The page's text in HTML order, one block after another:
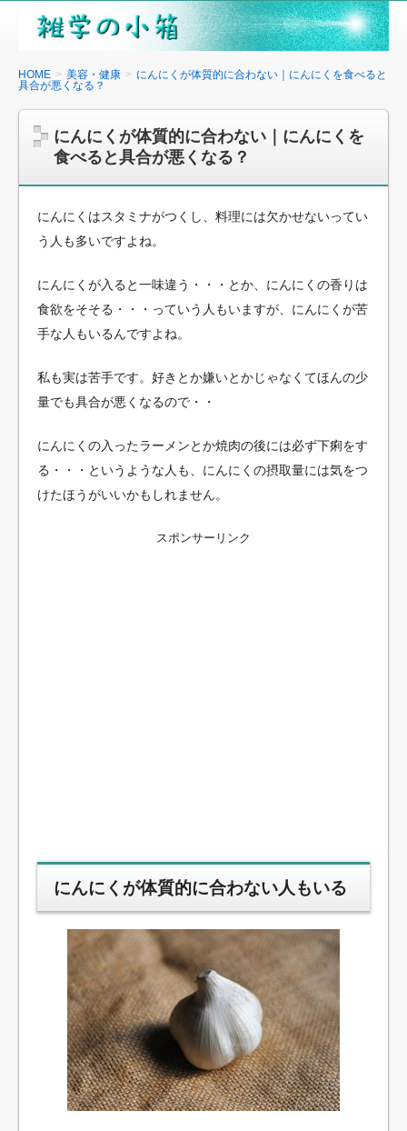
雑
の
箱
HOME 美容・健康
にんにくが体質的に合わない｜にんにくを食べると
具合が悪くなる？
にんにくが体質的に合わない｜にんにくを
食べると具合が悪くなる？
にんにくはスタミナがつくし、料理には欠かせないってい
う人も多いですよね。
にんにくが入ると一味違う・・・とか、にんにくの香りは
食欲をそそる・・・っていう人もいますが、にんにくが苦
手な人もいるんですよね。
私も実は苦手です。好きとか嫌いとかじゃなくてほんの少
量でも具合が悪くなるので・・
にんにくの入ったラーメンとか焼肉の後には必ず下痢をす
る・・・というような人も、にんにくの摂取量には気をつ
けたほうがいいかもしれません。
スポンサーリンク
にんにくが体質的に合わない人もいる